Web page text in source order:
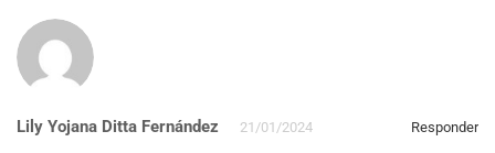
Lily Yojana Ditta Fernández 21/01/2024 Responder